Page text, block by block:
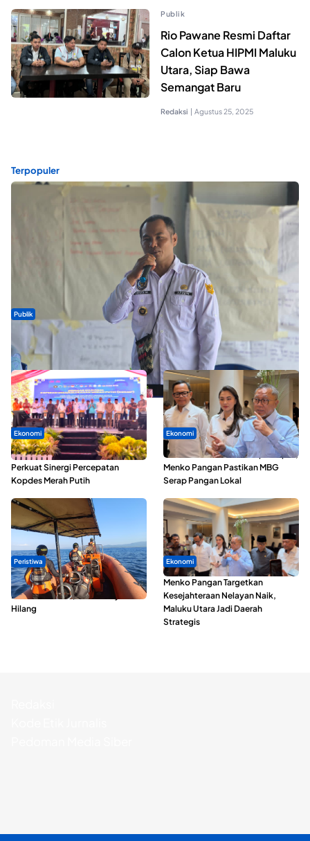
Publik
Rio Pawane Resmi Daftar
Calon Ketua HIPMI Maluku
Utara, Siap Bawa
Semangat Baru
Redaksi | Agustus 25, 2025
Terpopuler
Publik
ABDESI Morotai Apresiasi Penyaluran ADD Rp3,13 Miliar untuk
88 Desa
Ekonomi
Seminar di Ternate, Mendes
Perkuat Sinergi Percepatan
Kopdes Merah Putih
Ekonomi
SPPG di Maluku Utara Dipercepat,
Menko Pangan Pastikan MBG
Serap Pangan Lokal
Peristiwa
Dua Longboat Bertabrakan di
Perairan Taliabu, Satu Nelayan
Hilang
Ekonomi
Menko Pangan Targetkan
Kesejahteraan Nelayan Naik,
Maluku Utara Jadi Daerah
Strategis